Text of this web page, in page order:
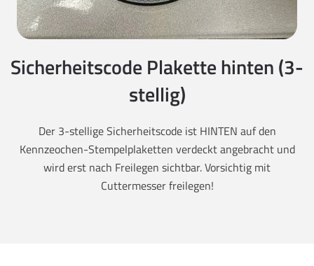
Sicherheitscode Plakette hinten (3-
stellig)
Der 3-stellige Sicherheitscode ist HINTEN auf den
Kennzeochen-Stempelplaketten verdeckt angebracht und
wird erst nach Freilegen sichtbar. Vorsichtig mit
Cuttermesser freilegen!